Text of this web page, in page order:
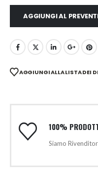
AGGIUNGI AL
AGGIUNGI ALLA LISTA DEI
100%
Siamo